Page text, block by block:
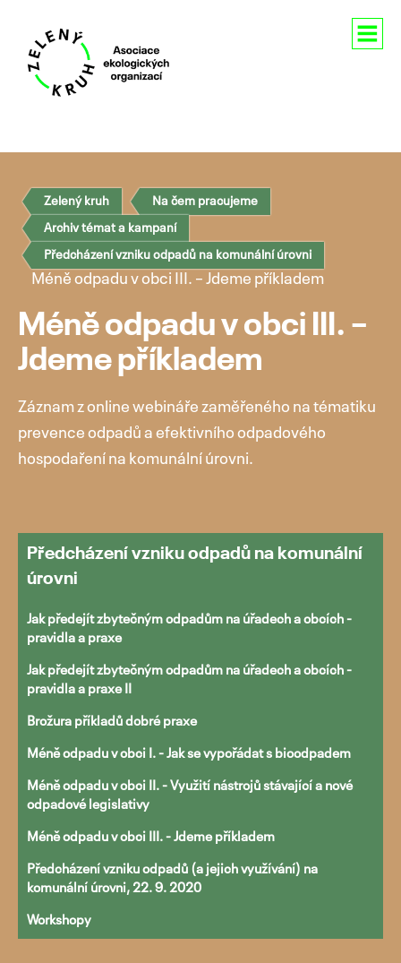
Naše aktivity
Kontakty
webu
Zelený kruh Na čem pracujeme
Archiv témat a kampaní
Předcházení vzniku odpadů na komunální úrovni
Méně odpadu v obci III. – Jdeme příkladem
Méně odpadu v obci III. –
Jdeme příkladem
Záznam z online webináře zaměřeného na tématiku
prevence odpadů a efektivního odpadového
hospodaření na komunální úrovni.
Předcházení vzniku odpadů na komunální
úrovni
Jak předejít zbytečným odpadům na úřadech a obcích -
pravidla a praxe
Jak předejít zbytečným odpadům na úřadech a obcích -
pravidla a praxe II
Brožura příkladů dobré praxe
Méně odpadu v obci I. - Jak se vypořádat s bioodpadem
Méně odpadu v obci II. - Využití nástrojů stávající a nové
odpadové legislativy
Méně odpadu v obci III. - Jdeme příkladem
Předcházení vzniku odpadů (a jejich využívání) na
komunální úrovni, 22. 9. 2020
Workshopy